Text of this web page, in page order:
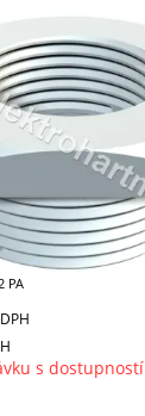
s dostupností
PA